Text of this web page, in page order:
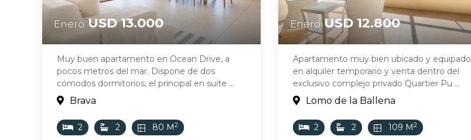
EneroUSD 13.000
Muy buen apartamento en Ocean Drive, a
pocos metros del mar. Dispone de dos
cómodos dormitorios, el principal en suite ...
Brava
2 2 80 M2
EneroUSD 12.800
Apartamento muy bien ubicado y equipado
en alquiler temporario y venta dentro del
exclusivo complejo privado Quartier Pu ...
Lomo de la Ballena
2 2 109 M2